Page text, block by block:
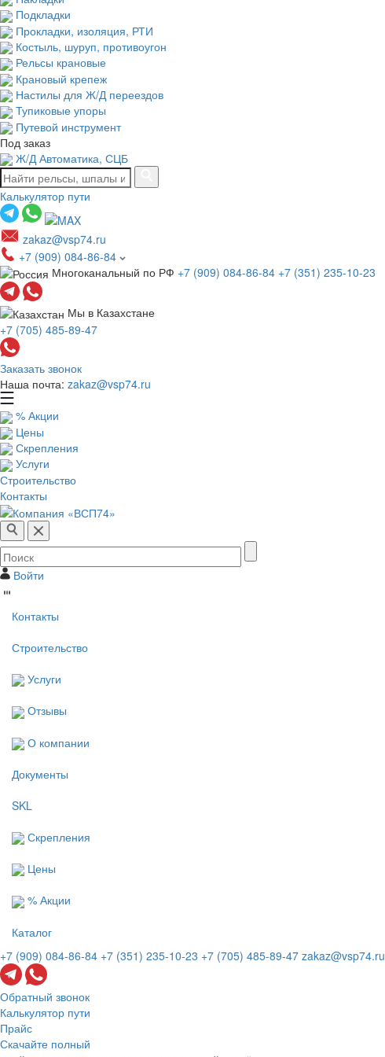
Подкладки
Прокладки, изоляция, РТИ
Костыль, шуруп, противоугон
Рельсы крановые
Крановый крепеж
Настилы для Ж/Д переездов
Тупиковые упоры
Путевой инструмент
Под заказ
Ж/Д Автоматика, СЦБ
Калькулятор пути
zakaz@vsp74.ru
+7 (909) 084-86-84
Многоканальный по РФ +7 (909) 084-86-84 +7 (351) 235-10-23
Мы в Казахстане
+7 (705) 485-89-47
Заказать звонок
Наша почта: zakaz@vsp74.ru
% Акции
Цены
Скрепления
Услуги
Строительство
Контакты
Войти
Контакты
Строительство
Услуги
Отзывы
О компании
Документы
SKL
Скрепления
Цены
% Акции
Каталог
+7 (909) 084-86-84 +7 (351) 235-10-23 +7 (705) 485-89-47 zakaz@vsp74.ru
Обратный звонок
Калькулятор пути
Прайс
Скачайте полный